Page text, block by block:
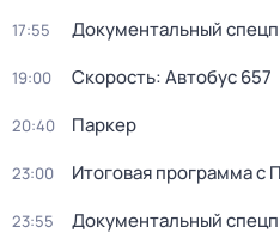
17:55 Документальный
19:00 Скорость: Автобус 657
20:40 Пapкер
23:00 Итоговая программа с
23:55 Документальный